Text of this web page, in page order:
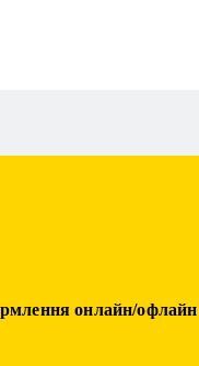
онлайн/офлайн